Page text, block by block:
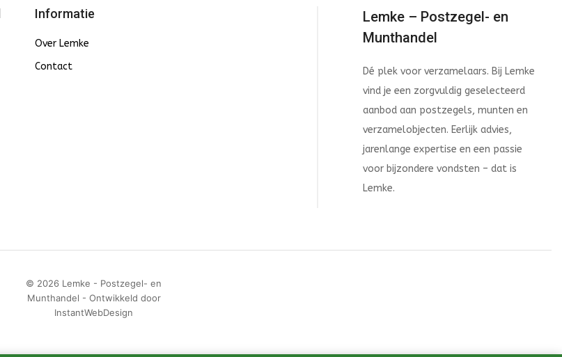
Informatie
Over Lemke
Contact
Lemke – Postzegel- en
Munthandel
Dé plek voor verzamelaars. Bij Lemke
vind je een zorgvuldig geselecteerd
aanbod aan postzegels, munten en
verzamelobjecten. Eerlijk advies,
jarenlange expertise en een passie
voor bijzondere vondsten – dat is
Lemke.
© 2026 Lemke - Postzegel- en
Munthandel - Ontwikkeld door
InstantWebDesign